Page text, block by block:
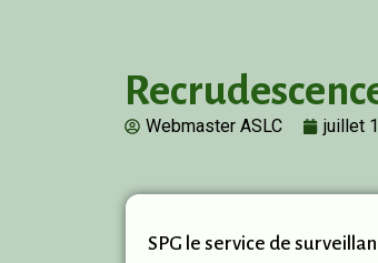
Webmaster ASLC juillet
SPG le service de